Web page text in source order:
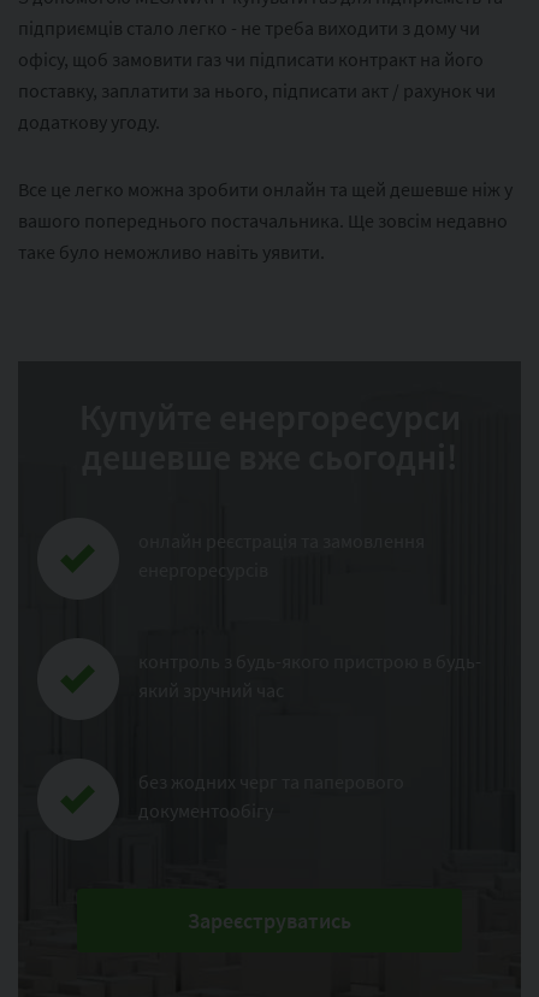
підприємців стало легко - не треба виходити з дому чи
офісу, щоб замовити газ чи підписати контракт на його
поставку, заплатити за нього, підписати акт / рахунок чи
додаткову угоду.
Все це легко можна зробити онлайн та щей дешевше ніж у
вашого попереднього постачальника. Ще зовсім недавно
таке було неможливо навіть уявити.
онлайн реєстрація та замовлення
енергоресурсів
без жодних черг та паперового
документообігу
Зареєструватись